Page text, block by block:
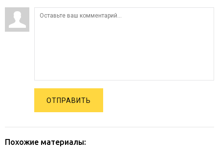
ОТПРАВИТЬ
Похожие материалы: